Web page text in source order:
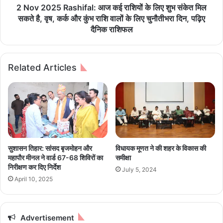
फ्रें
ली
धा
स
भा
भ
न
,
ए
म
मो
दी
l
आ
ज
क
ई
रा
यों
के
लि
शु
भ
सं
2 Nov 2025 Rashifal: आज कई राशियों के लिए शुभ संकेत मिल
सकते है, वृष, कर्क और कुंभ राशि वालों के लिए चुनौतीभरा दिन, पढ़िए
दैनिक राशिफल
Related Articles
सुशासन तिहार: सांसद बृजमोहन और
महापौर मीनल ने वार्ड 67-68 शिविरों का
निरीक्षण कर दिए निर्देश
April 10, 2025
विधायक मूणत ने की शहर के विकास की
समीक्षा
July 5, 2024
Advertisement